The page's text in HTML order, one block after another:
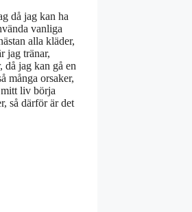
då jag kan ha
vanliga
alla kläder,
jag tränar,
då jag kan gå en
många orsaker,
liv börja
så därför är det